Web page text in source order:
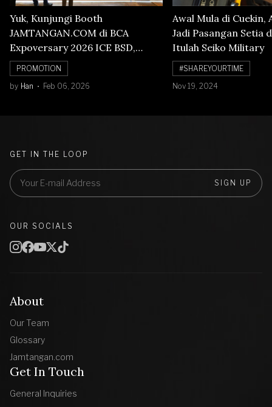
Yuk, Kunjungi Booth
JAMTANGAN.COM di BCA
Expoversary 2026 ICE BSD,
Banyak Diskon Jam Tangan,
Cuma Sampai 8 Februari!
PROMOTION
by Han Feb 06, 2026
Awal Mula di Cuekin,
Jadi Pasangan Setia
Itulah Seiko Military
#SHAREYOURTIME
Nov 19, 2024
About
Our Team
Glossary
Jamtangan.com
Get In Touch
General Inquiries
GET IN THE LOOP
SIGN UP
OUR SOCIALS